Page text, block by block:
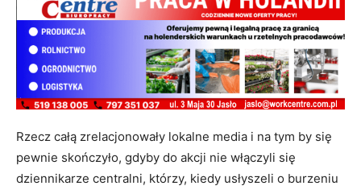
Rzecz całą zrelacjonowały lokalne media i na tym by się
pewnie skończyło, gdyby do akcji nie włączyli się
dziennikarze centralni, którzy, kiedy usłyszeli o burzeniu